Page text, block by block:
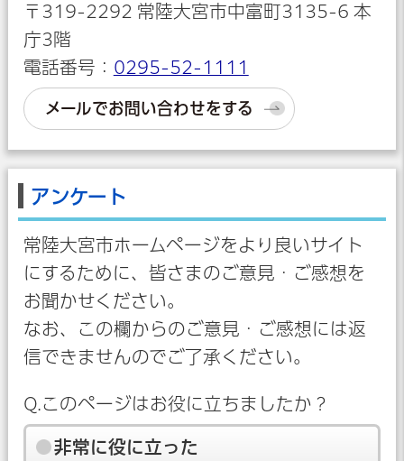
〒319-2292 常陸大宮市中富町3135-6 本
庁3階
電話番号： 0295-52-1111
メールでお問い合わせをする
アンケート
常陸大宮市ホームページをより良いサイト
にするために、皆さまのご意見・ご感想を
お聞かせください。
なお、この欄からのご意見・ご感想には返
信できませんのでご了承ください。
Q.このページはお役に立ちましたか？
非常に役に立った